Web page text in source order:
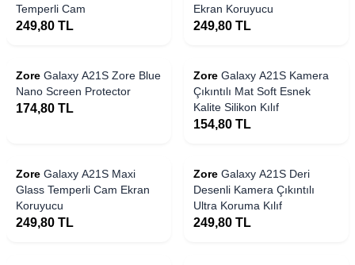
Temperli Cam
249,80 TL
Ekran Koruyucu
249,80 TL
Zore Galaxy A21S Zore Blue
Nano Screen Protector
174,80 TL
Zore Galaxy A21S Kamera
Çıkıntılı Mat Soft Esnek
Kalite Silikon Kılıf
154,80 TL
Zore Galaxy A21S Maxi
Glass Temperli Cam Ekran
Koruyucu
249,80 TL
Zore Galaxy A21S Deri
Desenli Kamera Çıkıntılı
Ultra Koruma Kılıf
249,80 TL